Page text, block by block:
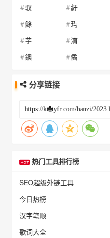
驭
紆
鮽
玙
芋
淯
鐭
矞
分享链接
热门工具排行榜
SEO超级外链工具
今日热榜
汉字笔顺
歌词大全